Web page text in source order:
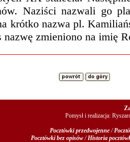
Naziści nazwali go
krótko nazwa pl.
nazwę zmieniono na imię
Pomysł i realizacja:
Pocztówki przedwojenne/
Pocztówki bez opisów/ Historia